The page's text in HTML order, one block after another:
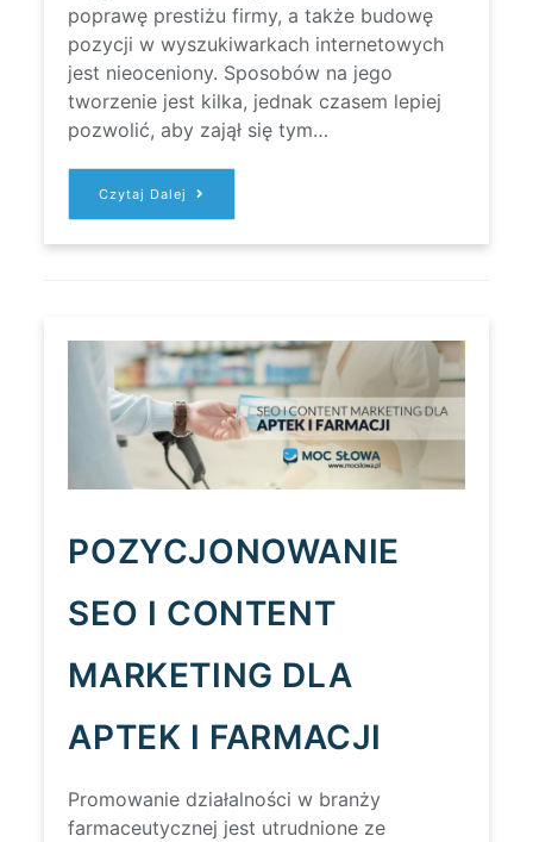
poprawę prestiżu firmy, a także budowę
pozycji w wyszukiwarkach internetowych
jest nieoceniony. Sposobów na jego
tworzenie jest kilka, jednak czasem lepiej
pozwolić, aby zajął się tym…
Czytaj Dalej
DLACZEGO
ZATRUDNIĆ
AGENCJĘ
POZYCJONOWANIE
SEO I CONTENT
MARKETING DLA
APTEK I FARMACJI
Promowanie działalności w branży
farmaceutycznej jest utrudnione ze